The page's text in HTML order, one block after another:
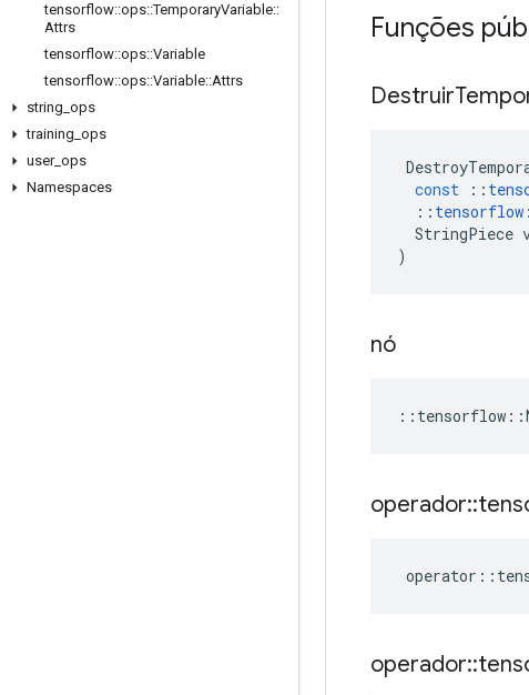
tensorflow::ops::TemporaryVariable::
Attrs
tensorflow::ops::Variable
tensorflow::ops::Variable::Attrs
string ops
training ops
user_ ops
Namespaces
Funções
Destruir
const
::
:: tensorflow
StringPiece
)
nó
:: tensorflow ::
operador::
operator ::
operador::